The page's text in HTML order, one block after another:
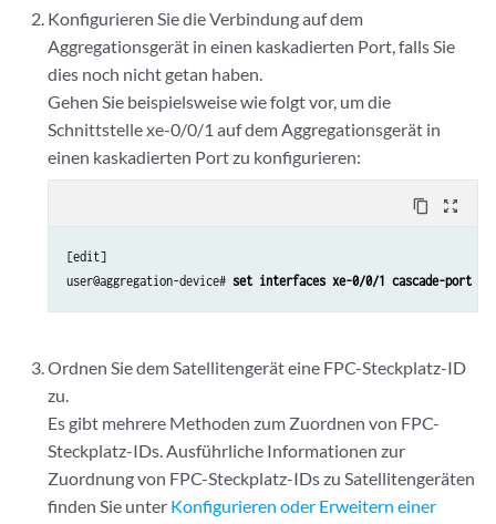
Konfigurieren Sie die Verbindung auf dem
Aggregationsgerät in einen kaskadierten Port, falls Sie
dies noch nicht getan haben.
Gehen Sie beispielsweise wie folgt vor, um die
Schnittstelle xe-0/0/1 auf dem Aggregationsgerät in
einen kaskadierten Port zu konfigurieren:
content_copy zoom_out_map
[edit]
user@aggregation-device# set interfaces xe-0/0/1 cascade-port
Ordnen Sie dem Satellitengerät eine FPC-Steckplatz-ID
zu.
Es gibt mehrere Methoden zum Zuordnen von FPC-
Steckplatz-IDs. Ausführliche Informationen zur
Zuordnung von FPC-Steckplatz-IDs zu Satellitengeräten
finden Sie unter Konfigurieren oder Erweitern einer